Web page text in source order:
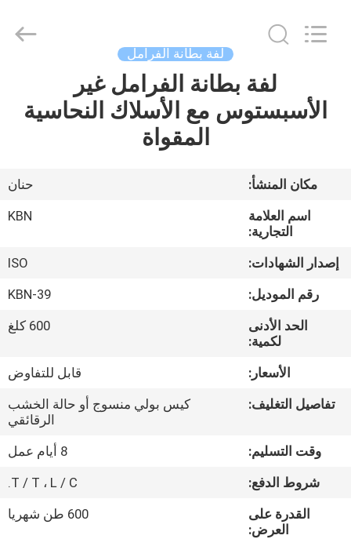
معلومات
جولة
المعمل
مراقبة
الجودة
اتصل
اطلب
لفة بطانة الفرامل
لفة بطانة الفرامل غير
الأسبستوس مع الأسلاك النحاسية
المقواة
مكان المنشأ:
حنان
اسم العلامة
التجارية:
KBN
إصدار الشهادات:
ISO
رقم الموديل:
KBN-39
الحد الأدنى
لكمية:
600 كلغ
الأسعار:
قابل للتفاوض
تفاصيل التغليف:
كيس بولي منسوج أو حالة الخشب
الرقائقي
وقت التسليم:
8 أيام عمل
شروط الدفع:
T / T ، L / C.
القدرة على
العرض:
600 طن شهريا